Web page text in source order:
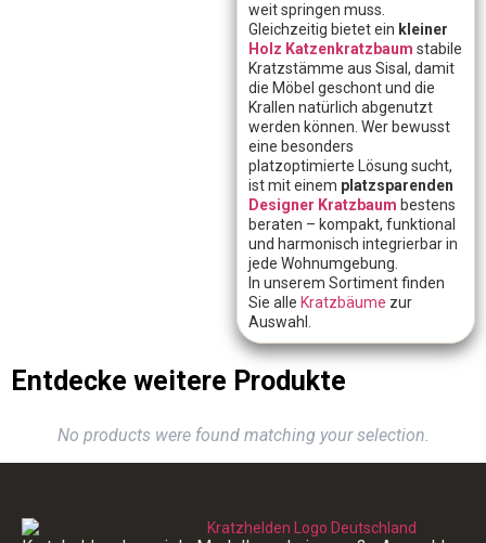
weit springen muss.
Gleichzeitig bietet ein kleiner
Holz Katzenkratzbaum stabile
Kratzstämme aus Sisal, damit
die Möbel geschont und die
Krallen natürlich abgenutzt
werden können. Wer bewusst
eine besonders
platzoptimierte Lösung sucht,
ist mit einem platzsparenden
Designer Kratzbaum bestens
beraten – kompakt, funktional
und harmonisch integrierbar in
jede Wohnumgebung.
In unserem Sortiment finden
Sie alle Kratzbäume zur
Auswahl.
Entdecke weitere Produkte
No products were found matching your selection.